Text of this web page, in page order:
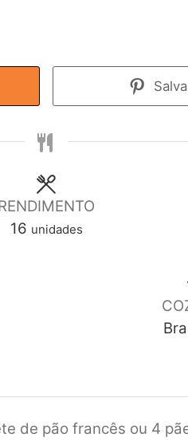
16 unidades
de pão francês ou 4